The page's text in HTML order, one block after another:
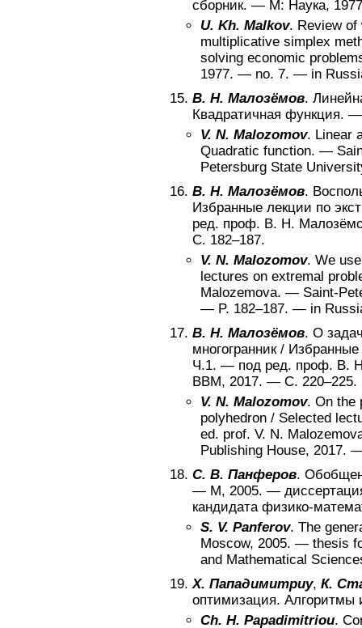
сборник. — М: Наука, 1977
U. Kh. Malkov. Review
multiplicative simplex
solving economic
1977. — no. 7. — in
В. Н. Малозёмов.
Квадратичная функция.
V. N. Malozomov. Linear
Quadratic function. —
Petersburg State
В. Н. Малозёмов.
Избранные лекции по
ред. проф. В. Н.
С. 182–187.
V. N. Malozomov. We
lectures on extremal
Malozemova. — Saint-
— P. 182–187. — in
В. Н. Малозёмов. О
многогранник/
Ч.1. — под ред. проф. В.
ВВМ, 2017. — С. 220–225.
V. N. Malozomov. On the
polyhedron / Selected
ed. prof. V. N.
Publishing House, 2017.
С. В. Панферов.
— М, 2005. —
кандидата физико-
S. V. Panferov. The
Moscow, 2005. — thesis
and Mathematical
Х. Пападимитриу, К.
оптимизация. Алгоритмы
Ch. H. Papadimitriou.